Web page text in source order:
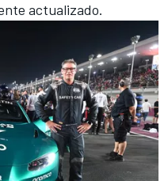
actualizado.